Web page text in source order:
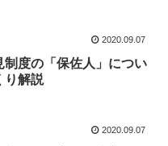
2020.09.07
制度の「保佐人」につい
り解説
2020.09.07